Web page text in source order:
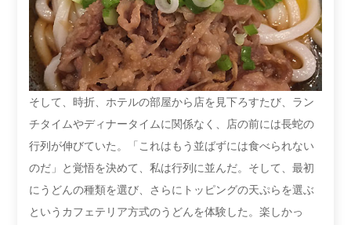
そして、時折、ホテルの部屋から店を見下ろすたび、ラン
チタイムやディナータイムに関係なく、店の前には長蛇の
行列が伸びていた。「これはもう並ばずには食べられない
のだ」と覚悟を決めて、私は行列に並んだ。そして、最初
にうどんの種類を選び、さらにトッピングの天ぷらを選ぶ
というカフェテリア方式のうどんを体験した。楽しかっ